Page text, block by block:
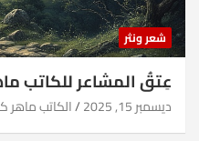
شعر ونثر
عِتقُ المشاعر للكاتب
ديسمبر 15, 2025 الكاتب ماهر